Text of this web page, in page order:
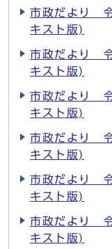
市政だより
キスト版)
市政だより
キスト版)
市政だより
キスト版)
市政だより
キスト版)
市政だより
キスト版)
市政だより
キスト版)